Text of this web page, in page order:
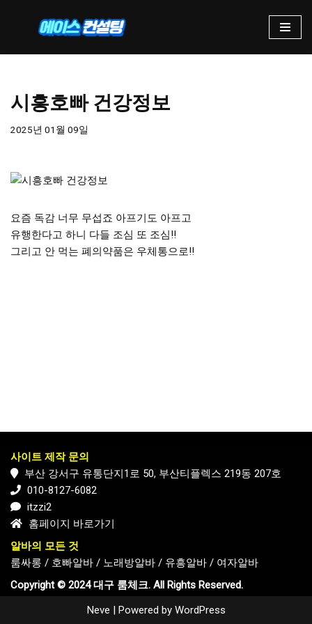
텐
건
시흥호빠 건강정보
2025년 01월 09일
요즘 독감 너무 무섭죠 아프기도 아프고
유행한다고 하니 다들 조심 또 조심!!
그리고 안 먹는 폐의약품은 우체통으로!!
사이트 제작 문의
부산 강서구 유통단지1로 50, 부산티플렉스 219동 207호
010-8127-6082
itzzi2
홈페이지 바로가기
알바의 모든 것
룸싸롱 / 호빠알바 / 노래방알바 / 유흥알바 / 여자알바
Copyright © 2024 대구 룸체크. All Rights Reserved.
Neve | Powered by WordPress